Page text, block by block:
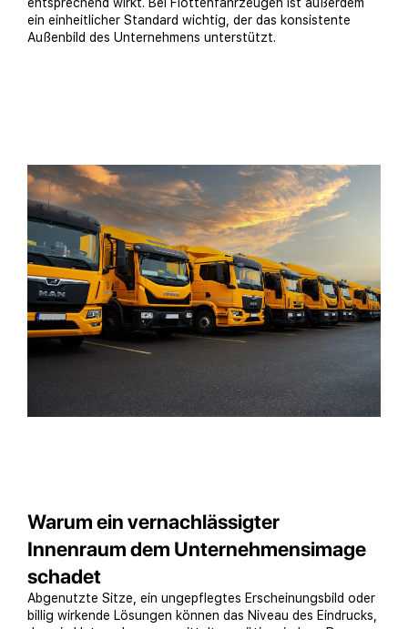
ein einheitlicher Standard wichtig, der das konsistente
Außenbild des Unternehmens unterstützt.
Warum ein vernachlässigter
Innenraum dem Unternehmensimage
schadet
Abgenutzte Sitze, ein ungepflegtes Erscheinungsbild oder
billig wirkende Lösungen können das Niveau des Eindrucks,